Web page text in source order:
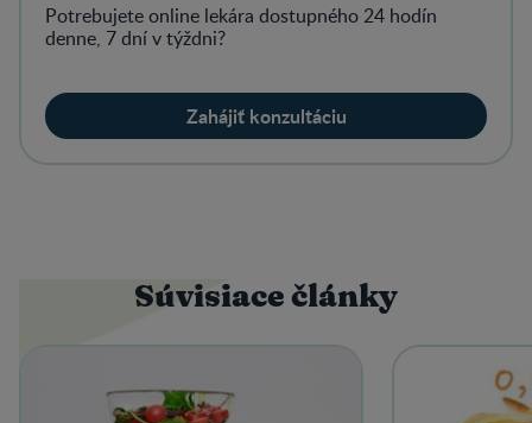
Potrebujete online lekára dostupného 24 hodín
denne, 7 dní v týždni?
Zahájiť konzultáciu
Súvisiace články